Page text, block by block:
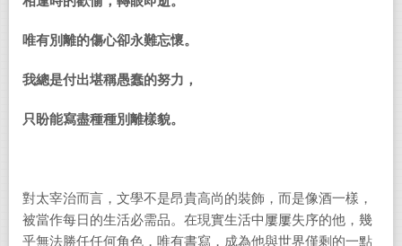
唯有別離的傷心卻永難忘懷。
我總是付出堪稱愚蠢的努力，
只盼能寫盡種種別離樣貌。
對太宰治而言，文學不是昂貴高尚的裝飾，而是像酒一樣，
被當作每日的生活必需品。在現實生活中屢屢失序的他，幾
乎無法勝任任何角色，唯有書寫，成為他與世界僅剩的一點